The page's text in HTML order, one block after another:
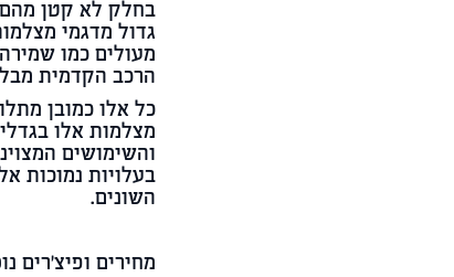
גדול מדגמי
מעולים כמו
הרכב הקדמית
כל אלו כמובן
והשימושים
בעלויות נמוכות
השונים.
מחירים ופיצ'רים